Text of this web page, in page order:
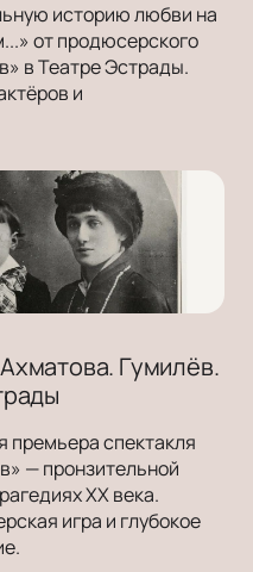
историю любви на
от продюсерского
в Театре Эстрады.
и
Гумилёв.
премьера спектакля
— пронзительной
ХХ века.
игра и глубокое